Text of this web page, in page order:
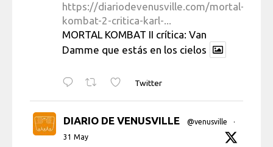
https://diariodevenusville.com/mortal-
kombat-2-critica-karl-...
MORTAL KOMBAT II crítica: Van
Damme que estás en los cielos
Twitter
DIARIO DE VENUSVILLE @venusville
·
31 May